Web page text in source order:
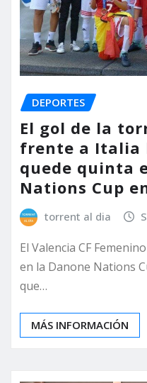
DEPORTES
El gol de la
frente a Italia
quede quinta
Nations Cup
torrent al dia
El Valencia CF
en la Danone Nations
que…
MÁS INFORMACIÓN